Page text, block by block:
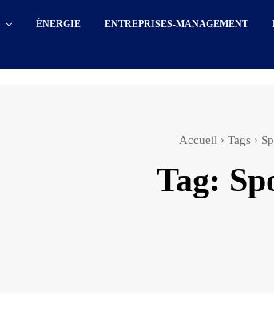
ÉNERGIE ENTREPRISES-MANAGEMENT
Accueil Tags
Tag: